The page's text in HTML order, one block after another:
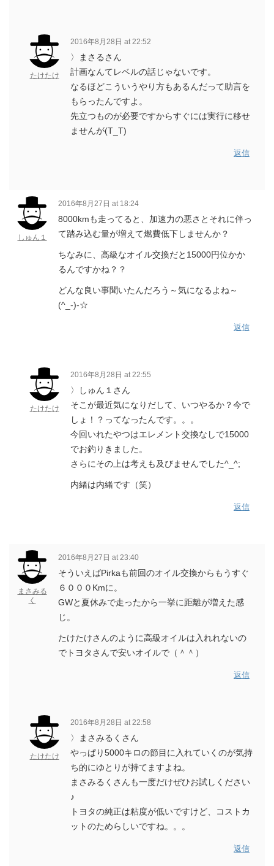
たけたけ
2016年8月28日 at 22:52
〉まさるさん
計画なんてレベルの話じゃないです。
なるほどこういうやり方もあるんだって助言を
もらったんですよ。
先立つものが必要ですからすぐには実行に移せ
ませんが(T_T)
返信
しゅん１
2016年8月27日 at 18:24
8000kmも走ってると、加速力の悪さとそれに伴っ
て踏み込む量が増えて燃費低下しませんか？
ちなみに、高級なオイル交換だと15000円位かか
るんですかね？？
どんな良い事聞いたんだろう～気になるよね～
(^_-)-☆
返信
たけたけ
2016年8月28日 at 22:55
〉しゅん１さん
そこが最近気になりだして、いつやるか？今で
しょ！？ってなったんです。。。
今回いれたやつはエレメント交換なしで15000
でお釣りきました。
さらにその上は考えも及びませんでした^_^;
内緒は内緒です（笑）
返信
まさみる
く
2016年8月27日 at 23:40
そういえばPirkaも前回のオイル交換からもうすぐ
６０００Kmに。
GWと夏休みで走ったから一挙に距離が増えた感
じ。
たけたけさんのように高級オイルは入れれないの
でトヨタさんで安いオイルで（＾＾）
返信
たけたけ
2016年8月28日 at 22:58
〉まさみるくさん
やっぱり5000キロの節目に入れていくのが気持
ち的にゆとりが持てますよね。
まさみるくさんも一度だけぜひお試しください
♪
トヨタの純正は粘度が低いですけど、コストカ
ットのためらしいですね。。。
返信